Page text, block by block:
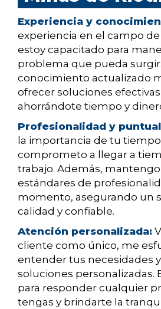
Experiencia y
experiencia en el campo
estoy capacitado para
problema que pueda
conocimiento actualizado
ofrecer soluciones
ahorrándote tiempo y
Profesionalidad y
la importancia de tu
comprometo a llegar a
trabajo. Además,
estándares de
momento, asegurando un
calidad y confiable.
Atención personalizada:
cliente como único, me
entender tus necesidades
soluciones personalizadas.
para responder cualquier
tengas y brindarte la